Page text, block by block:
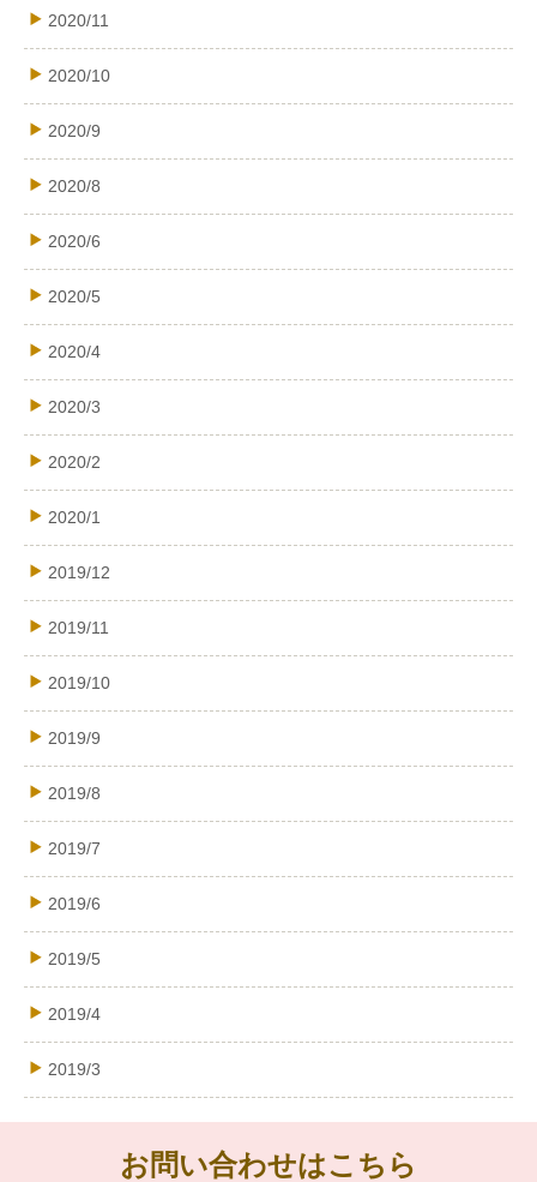
2020/11
2020/10
2020/9
2020/8
2020/6
2020/5
2020/4
2020/3
2020/2
2020/1
2019/12
2019/11
2019/10
2019/9
2019/8
2019/7
2019/6
2019/5
2019/4
2019/3
お問い合わせはこちら